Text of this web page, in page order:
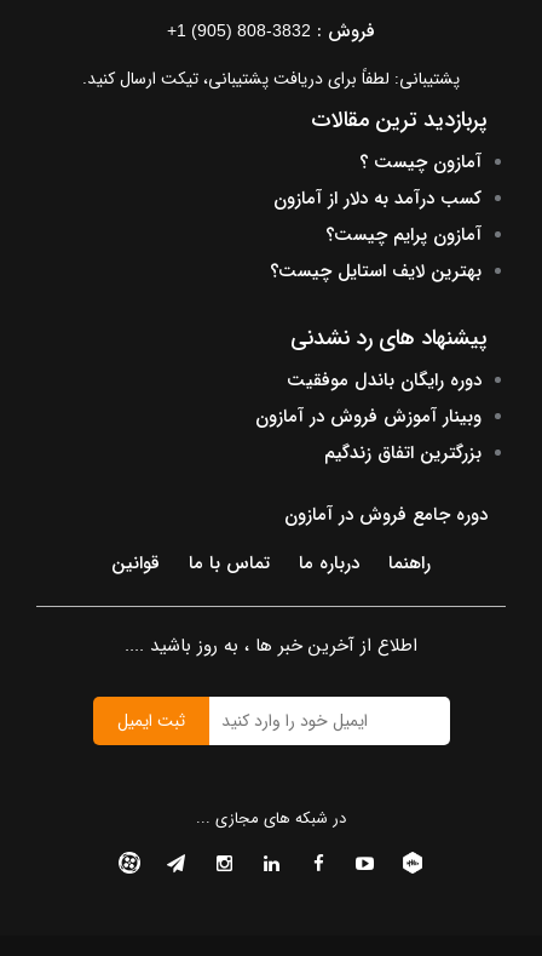
فروش : +1 (905) 808-3832
پشتیبانی: لطفاً برای دریافت پشتیبانی، تیکت ارسال کنید.
پربازدید ترین مقالات
آمازون چیست ؟
کسب درآمد به دلار از آمازون
آمازون پرایم چیست؟
بهترین لایف استایل چیست؟
پیشنهاد های رد نشدنی
دوره رایگان باندل موفقیت
وبینار آموزش فروش در آمازون
بزرگترین اتفاق زندگیم
دوره جامع فروش در آمازون
راهنما
درباره ما تماس با ما قوانین
اطلاع از آخرین خبر ها ، به روز باشید ....
ثبت ایمیل
در شبکه های مجازی ...